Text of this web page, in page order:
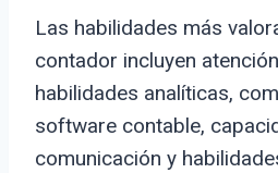
Las habilidades más
contador incluyen
habilidades analíticas,
software contable,
comunicación y